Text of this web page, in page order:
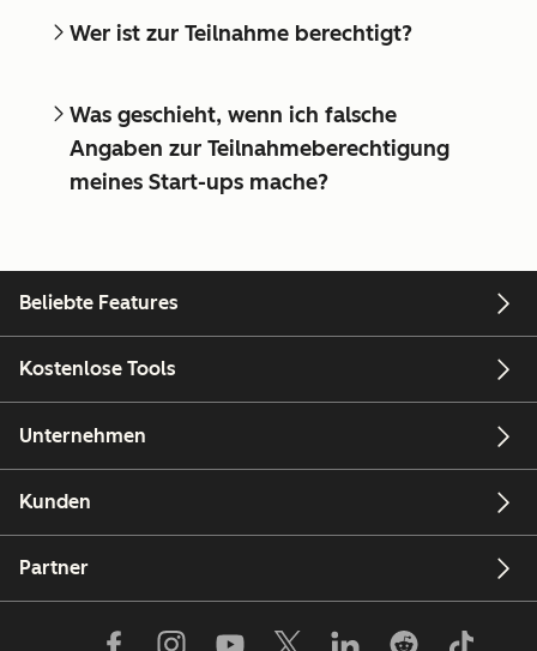
Wer ist zur Teilnahme berechtigt?
Was geschieht, wenn ich falsche
Angaben zur Teilnahmeberechtigung
meines Start-ups mache?
Beliebte Features
Kostenlose Tools
Unternehmen
Kunden
Partner